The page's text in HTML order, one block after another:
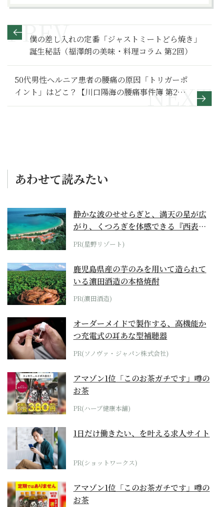
僕の差し入れの定番「ジャストミートどら焼き」
誕生秘話（福澤朗の美味・料理コラム 第2回）
50代男性ヘルニア患者の腰痛の原因「トリガーポ
イント」はどこ？【川口陽海の腰痛事件簿 第2
回】
あわせて読みたい
静かな波のせせらぎと、満天の星が広
がり、くつろぎを体感できる『西表島
ホテル by...
PR(星野リゾート)
鹿児島県産の芋のみを用いて造られて
いる濵田酒造の本格焼酎
PR(濵田酒造)
オーダーメイドで製作する、高機能か
つ充電式の耳あな型補聴器
PR(ソノヴァ・ジャパン株式会社)
アマゾン1位「このお茶ガチです」噂の
お茶
PR(ハーブ健康本舗)
1日だけ働きたい、を叶える求人サイト
PR(ショットワークス)
アマゾン1位「このお茶ガチです」噂の
お茶